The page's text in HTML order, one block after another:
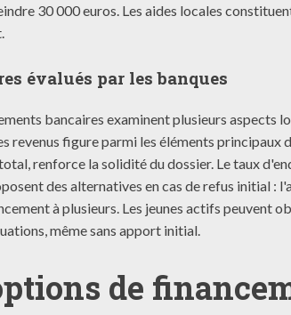
30 000 euros. Les aides locales
évalués par les banques
bancaires examinent plusieurs aspects
revenus figure parmi les éléments principaux
renforce la solidité du dossier. Le taux
des alternatives en cas de refus initial :
à plusieurs. Les jeunes actifs peuvent
même sans apport initial.
de